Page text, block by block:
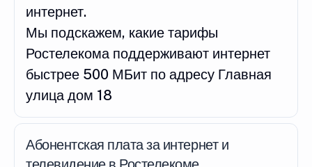
интернет.
Мы подскажем, какие тарифы
Ростелекома поддерживают интернет
быстрее 500 МБит по адресу Главная
улица дом 18
Абонентская плата за интернет и